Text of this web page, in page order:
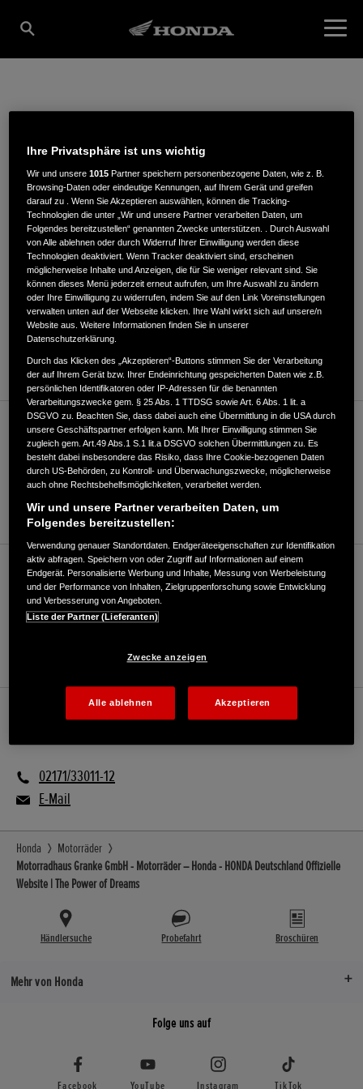
MOTORRADHAUS
GRANKE GMBH
Burscheider Str. 527,51381,Leverkusen
ROUTENPLANUNG
WEBSITE
Motorrad/Roller (bis 125ccm)
02171/33011-12
E-Mail
Motorrad/Roller (über 125ccm)
E Mobilität
02171/33011-12
E-Mail
Honda
Motorräder
Motorradhaus Granke GmbH - Motorräder – Honda - HONDA Deutschland Offizielle
Website | The Power of Dreams
Händlersuche Probefahrt Broschüren
Mehr von Honda
Folge uns auf
Facebook YouTube Instagram TikTok
Ihre Privatsphäre ist uns wichtig
Wir und unsere1015 Partner speichern personenbezogene Daten, wie z. B.
Browsing-Daten oder eindeutige Kennungen, auf Ihrem Gerät und greifen
darauf zu . Wenn Sie Akzeptieren auswählen, können die Tracking-
Technologien die unter „Wir und unsere Partner verarbeiten Daten, um
Folgendes bereitzustellen“ genannten Zwecke unterstützen. . Durch Auswahl
von Alle ablehnen oder durch Widerruf Ihrer Einwilligung werden diese
Technologien deaktiviert. Wenn Tracker deaktiviert sind, erscheinen
möglicherweise Inhalte und Anzeigen, die für Sie weniger relevant sind. Sie
können dieses Menü jederzeit erneut aufrufen, um Ihre Auswahl zu ändern
oder Ihre Einwilligung zu widerrufen, indem Sie auf den Link Voreinstellungen
verwalten unten auf der Webseite klicken. Ihre Wahl wirkt sich auf unsere/n
Website aus. Weitere Informationen finden Sie in unserer
Datenschutzerklärung.
Durch das Klicken des „Akzeptieren“-Buttons stimmen Sie der Verarbeitung
der auf Ihrem Gerät bzw. Ihrer Endeinrichtung gespeicherten Daten wie z.B.
persönlichen Identifikatoren oder IP-Adressen für die benannten
Verarbeitungszwecke gem. § 25 Abs. 1 TTDSG sowie Art. 6 Abs. 1 lit. a
DSGVO zu. Beachten Sie, dass dabei auch eine Übermittlung in die USA durch
unsere Geschäftspartner erfolgen kann. Mit Ihrer Einwilligung stimmen Sie
zugleich gem. Art.49 Abs.1 S.1 lit.a DSGVO solchen Übermittlungen zu. Es
besteht dabei insbesondere das Risiko, dass Ihre Cookie-bezogenen Daten
durch US-Behörden, zu Kontroll- und Überwachungszwecke, möglicherweise
auch ohne Rechtsbehelfsmöglichkeiten, verarbeitet werden.
Wir und unsere Partner verarbeiten Daten, um
Folgendes bereitzustellen:
Verwendung genauer Standortdaten. Endgeräteeigenschaften zur Identifikation
aktiv abfragen. Speichern von oder Zugriff auf Informationen auf einem
Endgerät. Personalisierte Werbung und Inhalte, Messung von Werbeleistung
und der Performance von Inhalten, Zielgruppenforschung sowie Entwicklung
und Verbesserung von Angeboten.
Liste der Partner (Lieferanten)
Zwecke anzeigen
Alle ablehnen Akzeptieren